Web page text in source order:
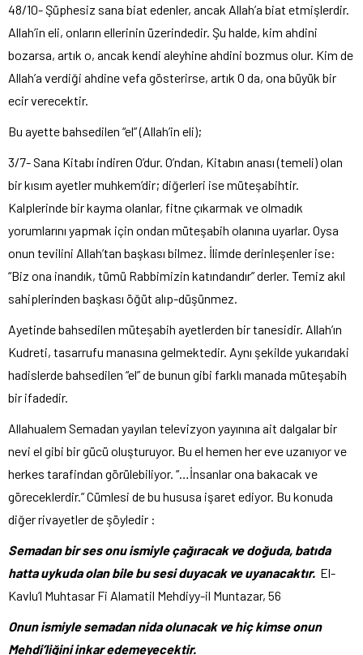
48/10- Şüphesiz sana biat edenler, ancak Allah’a biat etmişlerdir.
Allah’in eli, onların ellerinin üzerindedir. Şu halde, kim ahdini
bozarsa, artık o, ancak kendi aleyhine ahdini bozmus olur. Kim de
Allah’a verdiği ahdine vefa gösterirse, artık O da, ona büyük bir
ecir verecektir.
Bu ayette bahsedilen “el” (Allah’in eli);
3/7- Sana Kitabı indiren O’dur. O’ndan, Kitabın anası (temeli) olan
bir kısım ayetler muhkem’dir; diğerleri ise müteşabihtir.
Kalplerinde bir kayma olanlar, fitne çıkarmak ve olmadık
yorumlarını yapmak için ondan müteşabih olanına uyarlar. Oysa
onun tevilini Allah’tan başkası bilmez. İlimde derinleşenler ise:
“Biz ona inandık, tümü Rabbimizin katındandır” derler. Temiz akıl
sahiplerinden başkası öğüt alıp-düşünmez.
Ayetinde bahsedilen müteşabih ayetlerden bir tanesidir. Allah’ın
Kudreti, tasarrufu manasına gelmektedir. Aynı şekilde yukarıdaki
hadislerde bahsedilen “el” de bunun gibi farklı manada müteşabih
bir ifadedir.
Allahualem Semadan yayılan televizyon yayınına ait dalgalar bir
nevi el gibi bir gücü oluşturuyor. Bu el hemen her eve uzanıyor ve
herkes tarafindan görülebiliyor. “…İnsanlar ona bakacak ve
göreceklerdir.” Cümlesi de bu hususa işaret ediyor. Bu konuda
diğer rivayetler de şöyledir :
Semadan bir ses onu ismiyle çağıracak ve doğuda, batıda
hatta uykuda olan bile bu sesi duyacak ve uyanacaktır. El-
Kavlu’l Muhtasar Fi Alamatil Mehdiyy-il Muntazar, 56
Onun ismiyle semadan nida olunacak ve hiç kimse onun
Mehdi’liğini inkar edemeyecektir.